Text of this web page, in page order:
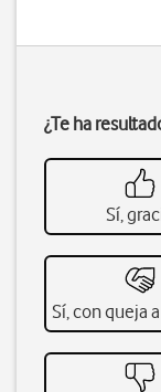
¿Te ha
Sí,
Sí, con queja